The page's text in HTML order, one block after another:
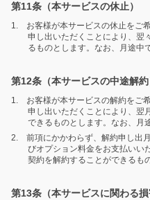
第11条（本サービスの休止）
1. お客様が本サービスの休止をご
申し出いただくことにより、翌
るものとします。なお、月途中
第12条（本サービスの中途解約
1. お客様が本サービスの解約をご
申し出いただくことにより、翌
できるものとします。なお、月
2. 前項にかかわらず、解約申し出
びオプション料金をお支払いい
契約を解約することができるも
第13条（本サービスに関わる損